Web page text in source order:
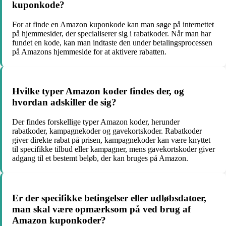
kuponkode?
For at finde en Amazon kuponkode kan man søge på internettet
på hjemmesider, der specialiserer sig i rabatkoder. Når man har
fundet en kode, kan man indtaste den under betalingsprocessen
på Amazons hjemmeside for at aktivere rabatten.
Hvilke typer Amazon koder findes der, og
hvordan adskiller de sig?
Der findes forskellige typer Amazon koder, herunder
rabatkoder, kampagnekoder og gavekortskoder. Rabatkoder
giver direkte rabat på prisen, kampagnekoder kan være knyttet
til specifikke tilbud eller kampagner, mens gavekortskoder giver
adgang til et bestemt beløb, der kan bruges på Amazon.
Er der specifikke betingelser eller udløbsdatoer,
man skal være opmærksom på ved brug af
Amazon kuponkoder?